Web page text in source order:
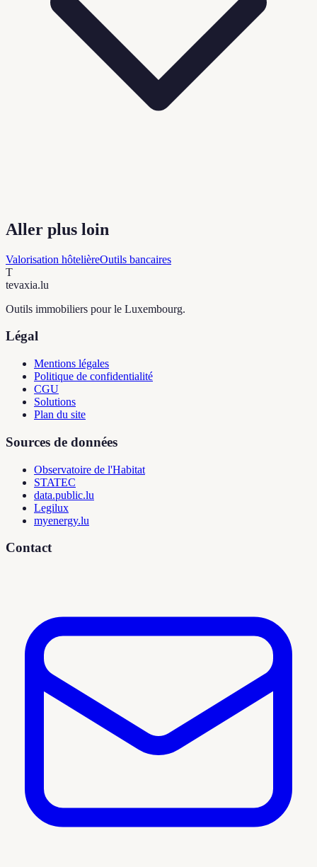
Aller plus loin
Valorisation hôtelièreOutils bancaires
T
tevaxia.lu
Outils immobiliers pour le Luxembourg.
Légal
Mentions légales
Politique de confidentialité
CGU
Solutions
Plan du site
Sources de données
Observatoire de l'Habitat
STATEC
data.public.lu
Legilux
myenergy.lu
Contact